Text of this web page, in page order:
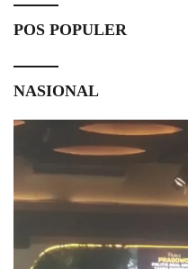
POS POPULER
NASIONAL